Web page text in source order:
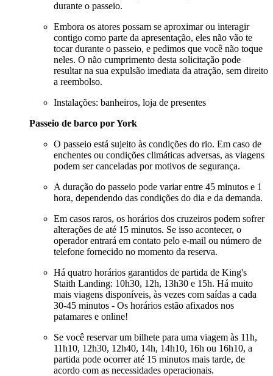
durante o passeio.
Embora os atores possam se aproximar ou interagir
contigo como parte da apresentação, eles não vão te
tocar durante o passeio, e pedimos que você não toque
neles. O não cumprimento desta solicitação pode
resultar na sua expulsão imediata da atração, sem direito
a reembolso.
Instalações: banheiros, loja de presentes
Passeio de barco por York
O passeio está sujeito às condições do rio. Em caso de
enchentes ou condições climáticas adversas, as viagens
podem ser canceladas por motivos de segurança.
A duração do passeio pode variar entre 45 minutos e 1
hora, dependendo das condições do dia e da demanda.
Em casos raros, os horários dos cruzeiros podem sofrer
alterações de até 15 minutos. Se isso acontecer, o
operador entrará em contato pelo e-mail ou número de
telefone fornecido no momento da reserva.
Há quatro horários garantidos de partida de King's
Staith Landing: 10h30, 12h, 13h30 e 15h. Há muito
mais viagens disponíveis, às vezes com saídas a cada
30-45 minutos - Os horários estão afixados nos
patamares e online!
Se você reservar um bilhete para uma viagem às 11h,
11h10, 12h30, 12h40, 14h, 14h10, 16h ou 16h10, a
partida pode ocorrer até 15 minutos mais tarde, de
acordo com as necessidades operacionais.